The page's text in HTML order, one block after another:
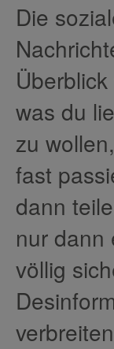
Die
was du
zu
fast
dann
nur dann
völlig